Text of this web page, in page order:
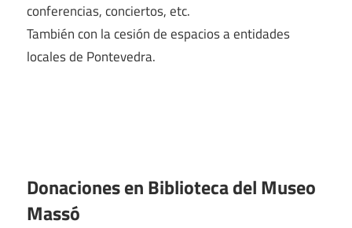
conferencias, conciertos, etc.
También con la cesión de espacios a entidades
locales de Pontevedra.
Donaciones en Biblioteca del Museo
Massó